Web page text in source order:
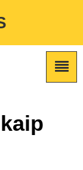
marketing-